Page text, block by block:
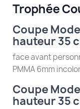
Trophée
Coupe
hauteur 35
face avant
PMMA 6mm
Coupe
hauteur 35